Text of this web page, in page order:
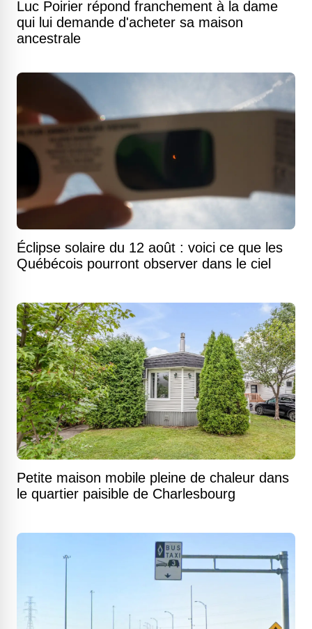
Luc Poirier répond franchement à la dame
qui lui demande d'acheter sa maison
ancestrale
Éclipse solaire du 12 août : voici ce que les
Québécois pourront observer dans le ciel
Petite maison mobile pleine de chaleur dans
le quartier paisible de Charlesbourg